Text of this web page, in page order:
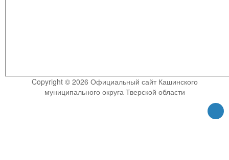
Copyright © 2026 Официальный сайт Кашинского
муниципального округа Тверской области